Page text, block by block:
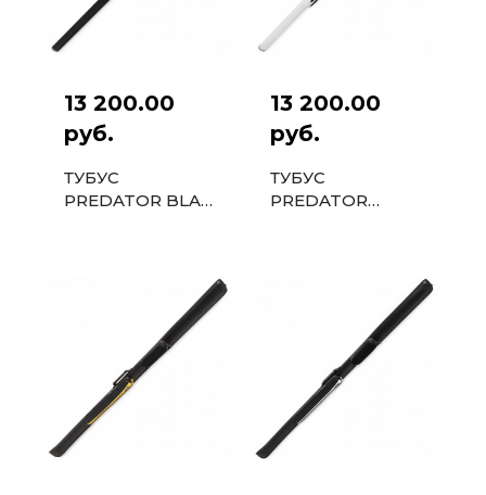
13 200.00
руб.
ТУБУС
PREDATOR BLAK
13 200.00
руб.
ТУБУС
PREDATOR